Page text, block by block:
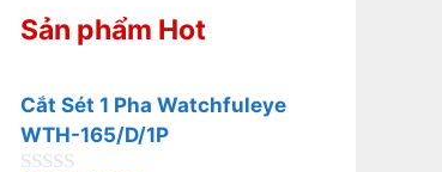
Sản phẩm Hot
Cắt Sét 1 Pha Watchfuleye
WTH-165/D/1P